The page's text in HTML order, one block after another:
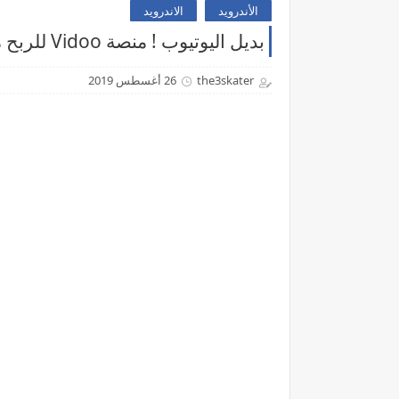
الأندرويد الاندرويد
بديل اليوتيوب ! منصة Vidoo للربح من رفع الفيديوهات
the3skater 26 أغسطس 2019